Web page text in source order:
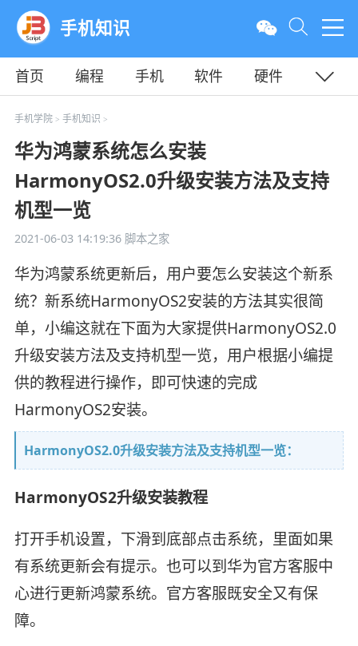
手机知识
首页 编程 手机 软件
硬件
教程
平面
手机学院> 手机知识 >
华为鸿蒙系统怎么安装
HarmonyOS2.0升级安装方法及支持
机型一览
2021-06-03 14:19:36脚本之家
华为鸿蒙系统更新后，用户要怎么安装这个新系
统？新系统HarmonyOS2安装的方法其实很简
单，小编这就在下面为大家提供HarmonyOS2.0
升级安装方法及支持机型一览，用户根据小编提
供的教程进行操作，即可快速的完成
HarmonyOS2安装。
HarmonyOS2.0升级安装方法及支持机型一览：
HarmonyOS2升级安装教程
打开手机设置，下滑到底部点击系统，里面如果
有系统更新会有提示。也可以到华为官方客服中
心进行更新鸿蒙系统。官方客服既安全又有保
障。